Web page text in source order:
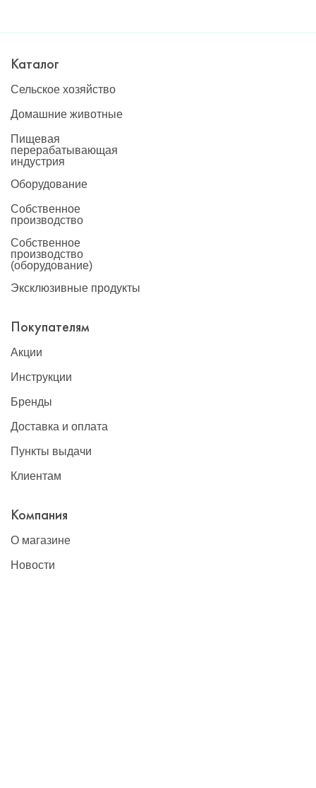
Каталог
Сельское хозяйство
Домашние животные
Пищевая
перерабатывающая
индустрия
Оборудование
Собственное
производство
Собственное
производство
(оборудование)
Эксклюзивные продукты
Покупателям
Акции
Инструкции
Бренды
Доставка и оплата
Пункты выдачи
Клиентам
Компания
О магазине
Новости